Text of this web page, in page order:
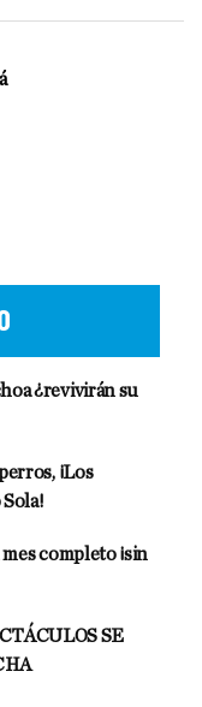
¿revivirán su
¡Los
completo ¡sin
SE